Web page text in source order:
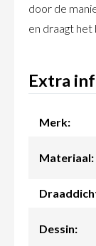
door de
en draagt het
Extra
Merk:
Materiaal:
Dessin: